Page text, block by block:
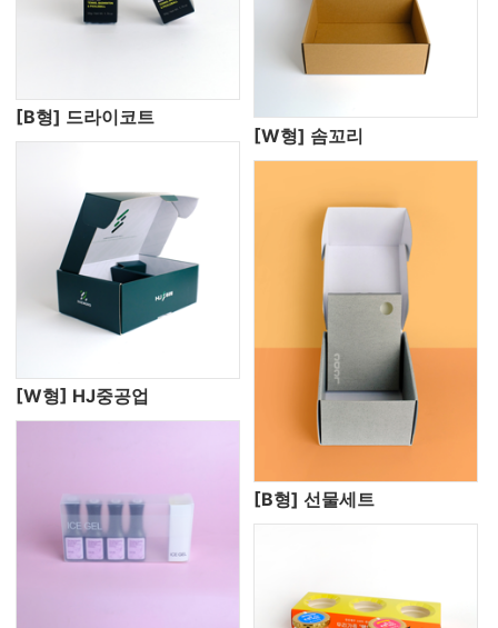
[B형] 드라이코트
[W형] 솜꼬리
[W형] HJ중공업
[B형] 선물세트